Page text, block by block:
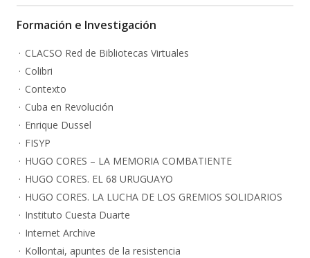
Formación e Investigación
CLACSO Red de Bibliotecas Virtuales
Colibri
Contexto
Cuba en Revolución
Enrique Dussel
FISYP
HUGO CORES – LA MEMORIA COMBATIENTE
HUGO CORES. EL 68 URUGUAYO
HUGO CORES. LA LUCHA DE LOS GREMIOS SOLIDARIOS
Instituto Cuesta Duarte
Internet Archive
Kollontai, apuntes de la resistencia